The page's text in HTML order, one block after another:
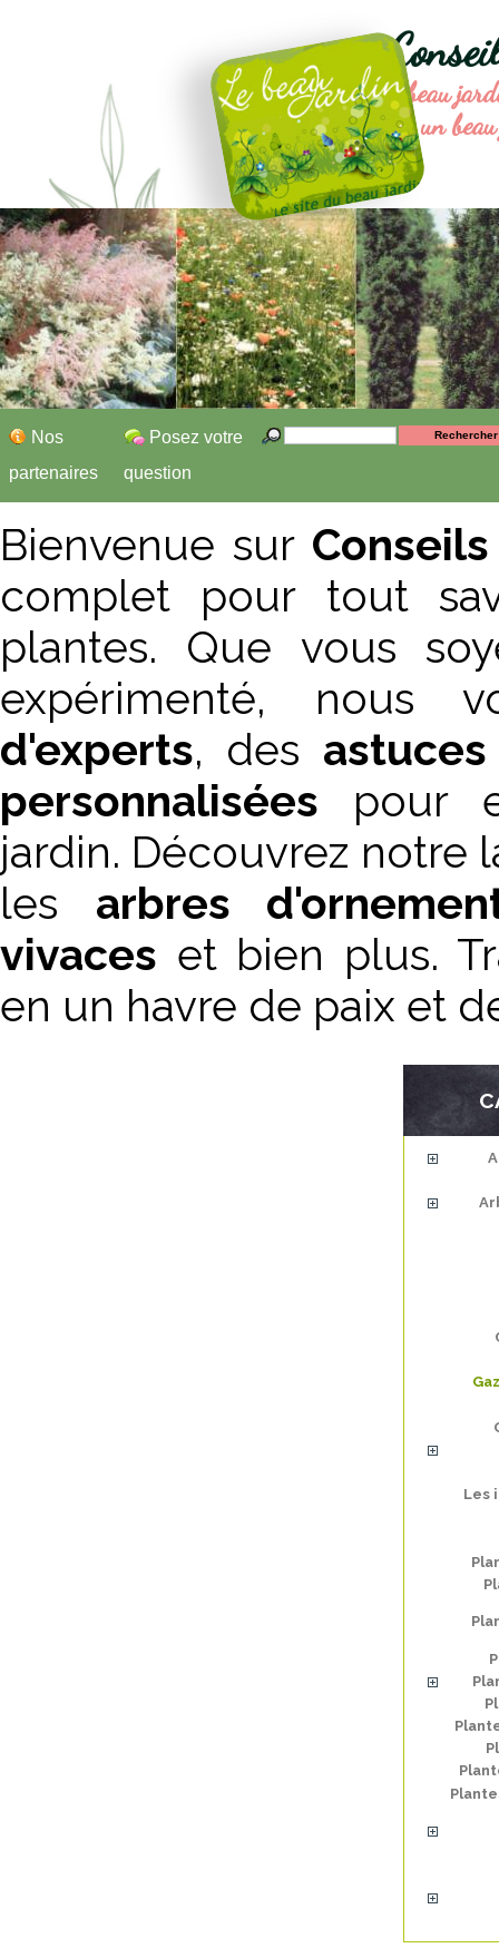
Le beau
un
Nos
partenaires
Posez votre
question
Bienvenue sur
complet pour tout
plantes. Que vous
expérimenté, nous
d'experts, des
personnalisées pour
jardin. Découvrez notre
les arbres
vivaces et bien plus.
en un havre de paix et
Les